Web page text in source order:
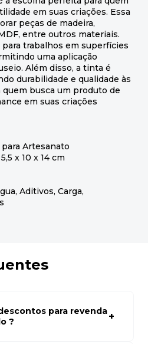
em suas criações. Essa
peças de madeira,
entre outros materiais.
trabalhos em superfícies
uma aplicação
Além disso, a tinta é
durabilidade e qualidade às
quem busca um produto de
em suas criações
Artesanato
x 10 x 14 cm
Aditivos, Carga,
para revenda
?